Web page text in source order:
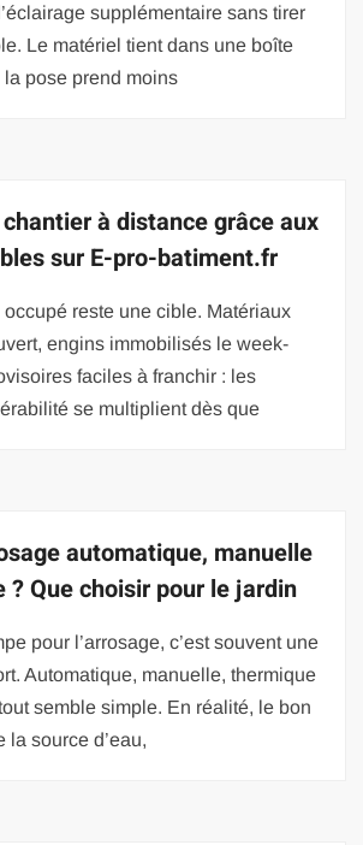
supplémentaire sans tirer
Le matériel tient dans une boîte
la pose prend moins
à distance grâce aux
sur E-pro-batiment.fr
reste une cible. Matériaux
engins immobilisés le week-
faciles à franchir : les
se multiplient dès que
automatique, manuelle
? Que choisir pour le jardin
pour l’arrosage, c’est souvent une
Automatique, manuelle, thermique
semble simple. En réalité, le bon
la source d’eau,